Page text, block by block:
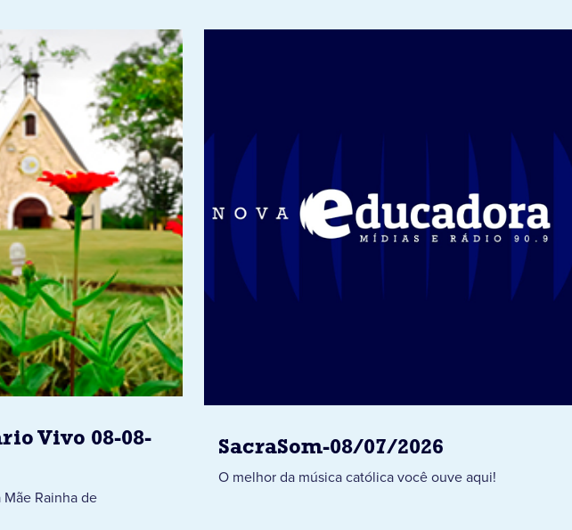
Vivo 08-08-
Rainha de
SacraSom-08/07/2026
O melhor da música católica você ouve aqui!